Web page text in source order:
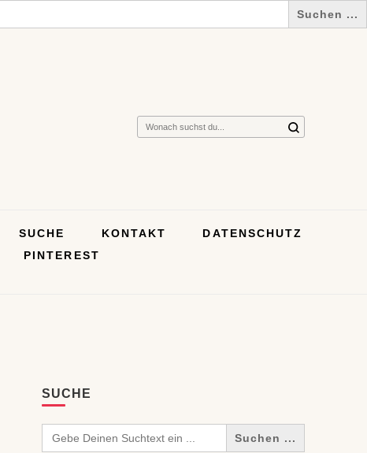
Suchst
SUCHE KONTAKT
DATENSCHUTZ
PINTEREST
SUCHE
Search
for: